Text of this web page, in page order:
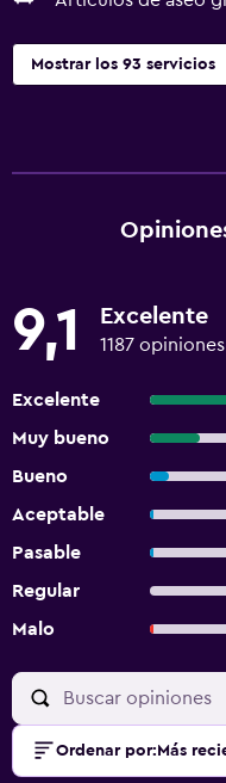
Mostrar los 93 servicios
9,1 Excelente
1187
Excelente
Muy bueno
Bueno
Aceptable
Pasable
Regular
Malo
Ordenar por: Más